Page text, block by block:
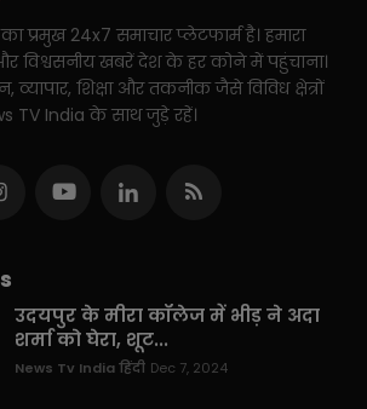
प्रमुख 24x7 समाचार प्लेटफार्म है। हमारा
और विश्वसनीय खबरें देश के हर कोने में पहुंचाना।
व्यापार, शिक्षा और तकनीक जैसे विविध क्षेत्रों
TV India के साथ जुड़े रहें।
उदयपुर के मीरा कॉलेज में भीड़ ने अदा
शर्मा को घेरा, शूट...
News Tv India हिंदी Dec 7, 2024